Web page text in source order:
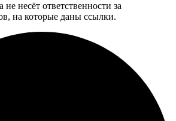
несёт ответственности за
на которые даны ссылки.